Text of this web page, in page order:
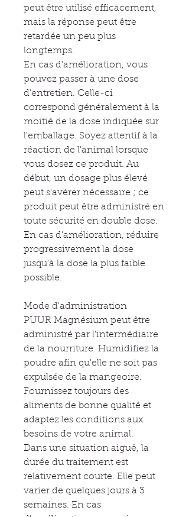
peut être utilisé efficacement,
mais la réponse peut être
retardée un peu plus
longtemps.
En cas d'amélioration, vous
pouvez passer à une dose
d'entretien. Celle-ci
correspond généralement à la
moitié de la dose indiquée sur
l'emballage. Soyez attentif à la
réaction de l'animal lorsque
vous dosez ce produit. Au
début, un dosage plus élevé
peut s'avérer nécessaire ; ce
produit peut être administré en
toute sécurité en double dose.
En cas d'amélioration, réduire
progressivement la dose
jusqu'à la dose la plus faible
possible.
Mode d'administration
PUUR Magnésium peut être
administré par l'intermédiaire
de la nourriture. Humidifiez la
poudre afin qu'elle ne soit pas
expulsée de la mangeoire.
Fournissez toujours des
aliments de bonne qualité et
adaptez les conditions aux
besoins de votre animal.
Dans une situation aiguë, la
durée du traitement est
relativement courte. Elle peut
varier de quelques jours à 3
semaines. En cas